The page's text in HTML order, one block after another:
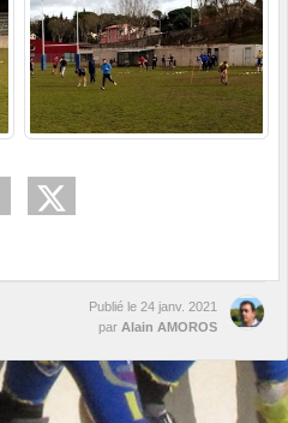
Publié le 24 janv. 2021
par Alain AMOROS